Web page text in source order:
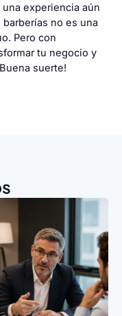
experiencia aún
no es una
Pero con
tu negocio y
suerte!